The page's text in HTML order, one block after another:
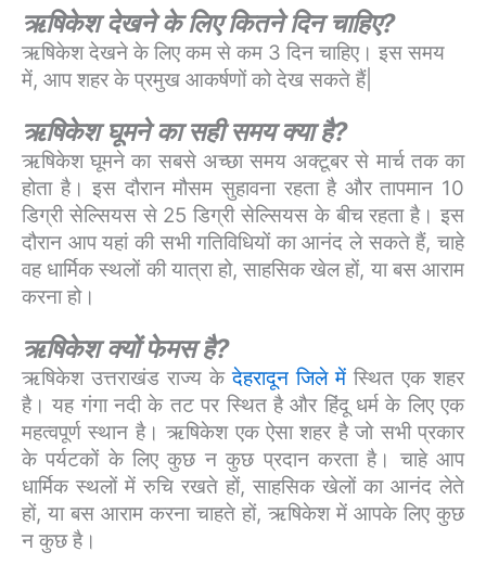
ऋषिकेश देखने के लिए कितने दिन चाहिए?
ऋषिकेश देखने के लिए कम से कम 3 दिन चाहिए। इस समय
में, आप शहर के प्रमुख आकर्षणों को देख सकते हैं|
ऋषिकेश घूमने का सही समय क्या है?
ऋषिकेश घूमने का सबसे अच्छा समय अक्टूबर से मार्च तक का
होता है। इस दौरान मौसम सुहावना रहता है और तापमान 10
डिग्री सेल्सियस से 25 डिग्री सेल्सियस के बीच रहता है। इस
दौरान आप यहां की सभी गतिविधियों का आनंद ले सकते हैं, चाहे
वह धार्मिक स्थलों की यात्रा हो, साहसिक खेल हों, या बस आराम
करना हो।
ऋषिकेश क्यों फेमस है?
ऋषिकेश उत्तराखंड राज्य केदेहरादून जिले में स्थित एक शहर
है। यह गंगा नदी के तट पर स्थित है और हिंदू धर्म के लिए एक
महत्वपूर्ण स्थान है। ऋषिकेश एक ऐसा शहर है जो सभी प्रकार
के पर्यटकों के लिए कुछ न कुछ प्रदान करता है। चाहे आप
धार्मिक स्थलों में रुचि रखते हों, साहसिक खेलों का आनंद लेते
हों, या बस आराम करना चाहते हों, ऋषिकेश में आपके लिए कुछ
न कुछ है।